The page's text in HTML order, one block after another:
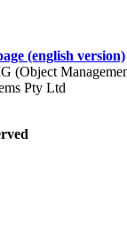
(english version)
(Object
Pty Ltd